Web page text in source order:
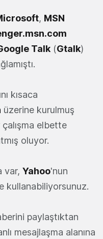
, MSN
Talk (Gtalk)
kısaca
üzerine kurulmuş
elbette
oluyor.
var, Yahoo'nun
kullanabiliyorsunuz.
paylaştıktan
mesajlaşma alanına